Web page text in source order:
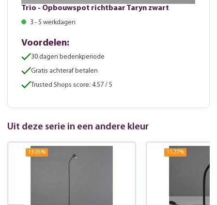
Trio - Opbouwspot richtbaar Taryn zwart
3 - 5 werkdagen
Voordelen:
30 dagen bedenkperiode
Gratis achteraf betalen
Trusted Shops score: 4.57 / 5
Uit deze serie in een andere kleur
13.05% 11.77%